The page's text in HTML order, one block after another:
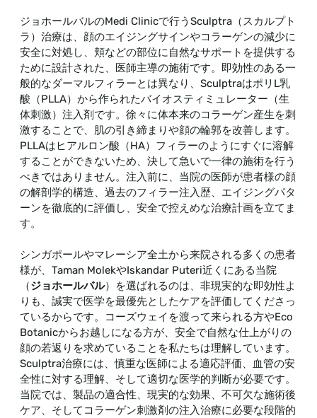
ジョホールバルのMedi Clinicで行うSculptra（スカルプト
ラ）治療は、顔のエイジングサインやコラーゲンの減少に
安全に対処し、頬などの部位に自然なサポートを提供する
ために設計された、医師主導の施術です。即効性のある一
般的なダーマルフィラーとは異なり、SculptraはポリL乳
酸（PLLA）から作られたバイオスティミュレーター（生
体刺激）注入剤です。徐々に体本来のコラーゲン産生を刺
激することで、肌の引き締まりや顔の輪郭を改善します。
PLLAはヒアルロン酸（HA）フィラーのようにすぐに溶解
することができないため、決して急いで一律の施術を行う
べきではありません。注入前に、当院の医師が患者様の顔
の解剖学的構造、過去のフィラー注入歴、エイジングパタ
ーンを徹底的に評価し、安全で控えめな治療計画を立てま
す。
シンガポールやマレーシア全土から来院される多くの患者
様が、Taman MolekやIskandar Puteri近くにある当院
（ジョホールバル）を選ばれるのは、非現実的な即効性よ
りも、誠実で医学を最優先としたケアを評価してくださっ
ているからです。コーズウェイを渡って来られる方やEco
Botanicからお越しになる方が、安全で自然な仕上がりの
顔の若返りを求めていることを私たちは理解しています。
Sculptra治療には、慎重な医師による適応評価、血管の安
全性に対する理解、そして適切な医学的判断が必要です。
当院では、製品の適合性、現実的な効果、不可欠な施術後
ケア、そしてコラーゲン刺激剤の注入治療に必要な段階的